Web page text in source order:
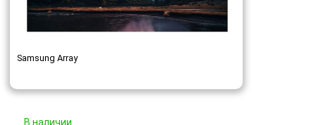
Samsung Array
В наличии